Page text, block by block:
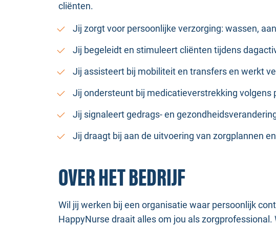
cliënten.
Jij zorgt voor persoonlijke verzorging: wassen,
Jij begeleidt en stimuleert cliënten tijdens
Jij assisteert bij mobiliteit en transfers en werkt
Jij ondersteunt bij medicatieverstrekking volgens
Jij signaleert gedrags- en
Jij draagt bij aan de uitvoering van zorgplannen
OVER HET BEDRIJF
Wil jij werken bij een organisatie waar persoonlijk
HappyNurse draait alles om jou als